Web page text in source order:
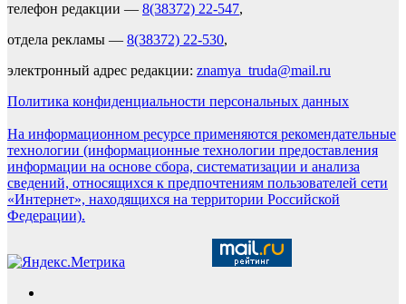
телефон редакции — 8(38372) 22-547,
отдела рекламы — 8(38372) 22-530,
электронный адрес редакции: znamya_truda@mail.ru
Политика конфиденциальности персональных данных
На информационном ресурсе применяются рекомендательные
технологии (информационные технологии предоставления
информации на основе сбора, систематизации и анализа
сведений, относящихся к предпочтениям пользователей сети
«Интернет», находящихся на территории Российской
Федерации).